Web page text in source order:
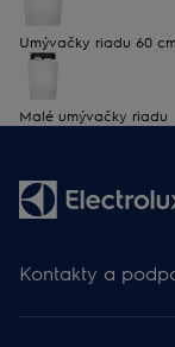
Umývačky riadu 60
Malé umývačky riadu
Kontakty a